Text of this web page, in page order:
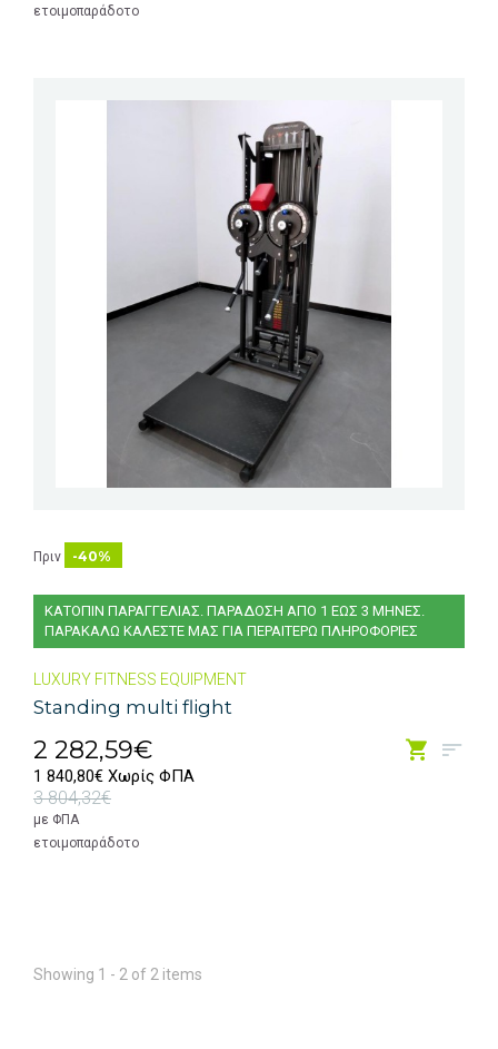
ετοιμοπαράδοτο
Πριν -40%
ΚΑΤΟΠΙΝ ΠΑΡΑΓΓΕΛΙΑΣ. ΠΑΡΑΔΟΣΗ ΑΠΟ 1 ΕΩΣ 3 ΜΗΝΕΣ.
ΠΑΡΑΚΑΛΩ ΚΑΛΕΣΤΕ ΜΑΣ ΓΙΑ ΠΕΡΑΙΤΕΡΩ ΠΛΗΡΟΦΟΡΙΕΣ
LUXURY FITNESS EQUIPMENT
Standing multi flight
2 282,59€
1 840,80€ Χωρίς ΦΠΑ
3 804,32€
με ΦΠΑ
ετοιμοπαράδοτο
Showing 1 - 2 of 2 items